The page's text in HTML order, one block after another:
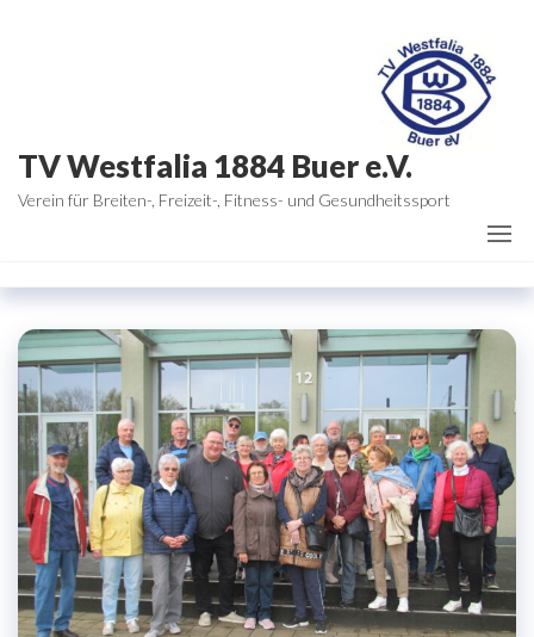
TV Westfalia 1884 Buer e.V.
Verein für Breiten-, Freizeit-, Fitness- und Gesundheitssport